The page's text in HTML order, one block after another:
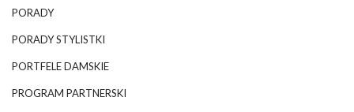
PORADY
PORADY STYLISTKI
PORTFELE DAMSKIE
PROGRAM PARTNERSKI